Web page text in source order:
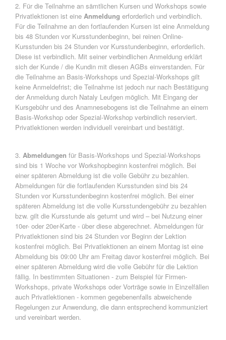
2. Für die Teilnahme an sämtlichen Kursen und Workshops sowie
Privatlektionen ist eine Anmeldung erforderlich und verbindlich.
Für die Teilnahme an den fortlaufenden Kursen ist eine Anmeldung
bis 48 Stunden vor Kursstundenbeginn, bei reinen Online-
Kursstunden bis 24 Stunden vor Kursstundenbeginn, erforderlich.
Diese ist verbindlich. Mit seiner verbindlichen Anmeldung erklärt
sich der Kunde / die Kundin mit diesen AGBs einverstanden. Für
die Teilnahme an Basis-Workshops und Spezial-Workshops gilt
keine Anmeldefrist; die Teilnahme ist jedoch nur nach Bestätigung
der Anmeldung durch Nataly Leufgen möglich. Mit Eingang der
Kursgebühr und des Anamnesebogens ist die Teilnahme an einem
Basis-Workshop oder Spezial-Workshop verbindlich reserviert.
Privatlektionen werden individuell vereinbart und bestätigt.
3. Abmeldungen für Basis-Workshops und Spezial-Workshops
sind bis 1 Woche vor Workshopbeginn kostenfrei möglich. Bei
einer späteren Abmeldung ist die volle Gebühr zu bezahlen.
Abmeldungen für die fortlaufenden Kursstunden sind bis 24
Stunden vor Kursstundenbeginn kostenfrei möglich. Bei einer
späteren Abmeldung ist die volle Kursstundengebühr zu bezahlen
bzw. gilt die Kursstunde als geturnt und wird – bei Nutzung einer
10er- oder 20er-Karte - über diese abgerechnet. Abmeldungen für
Privatlektionen sind bis 24 Stunden vor Beginn der Lektion
kostenfrei möglich. Bei Privatlektionen an einem Montag ist eine
Abmeldung bis 09:00 Uhr am Freitag davor kostenfrei möglich. Bei
einer späteren Abmeldung wird die volle Gebühr für die Lektion
fällig. In bestimmten Situationen - zum Beispiel für Firmen-
Workshops, private Workshops oder Vorträge sowie in Einzelfällen
auch Privatlektionen - kommen gegebenenfalls abweichende
Regelungen zur Anwendung, die dann entsprechend kommuniziert
und vereinbart werden.